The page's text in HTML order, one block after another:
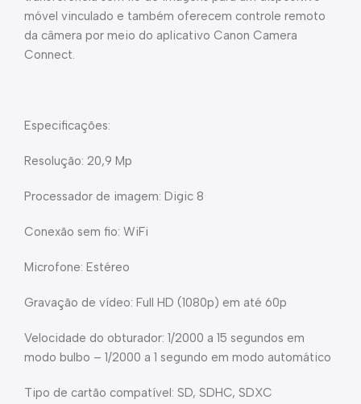
móvel vinculado e também oferecem controle remoto
da câmera por meio do aplicativo Canon Camera
Connect.
Especificações:
Resolução: 20,9 Mp
Processador de imagem: Digic 8
Conexão sem fio: WiFi
Microfone: Estéreo
Gravação de vídeo: Full HD (1080p) em até 60p
Velocidade do obturador: 1/2000 a 15 segundos em
modo bulbo – 1/2000 a 1 segundo em modo automático
Tipo de cartão compatível: SD, SDHC, SDXC